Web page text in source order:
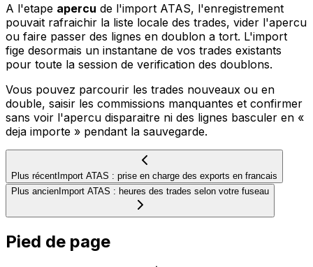
A l'etape apercu de l'import ATAS, l'enregistrement
pouvait rafraichir la liste locale des trades, vider l'apercu
ou faire passer des lignes en doublon a tort. L'import
fige desormais un instantane de vos trades existants
pour toute la session de verification des doublons.
Vous pouvez parcourir les trades nouveaux ou en
double, saisir les commissions manquantes et confirmer
sans voir l'apercu disparaitre ni des lignes basculer en «
deja importe » pendant la sauvegarde.
Plus récent Import ATAS : prise en charge des exports en francais
Plus ancien Import ATAS : heures des trades selon votre fuseau
Pied de page